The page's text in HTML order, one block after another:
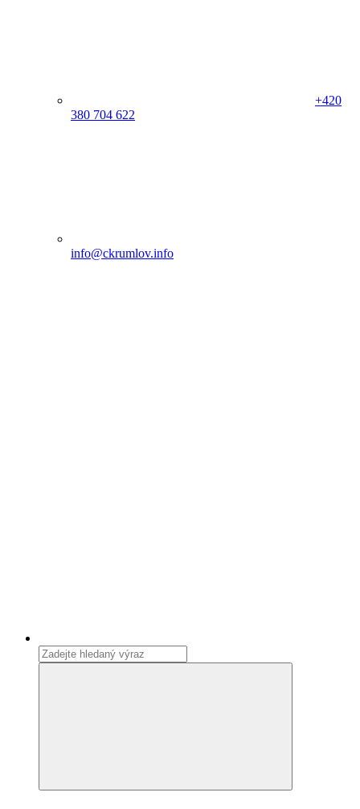
+420
380 704 622
info@ckrumlov.info